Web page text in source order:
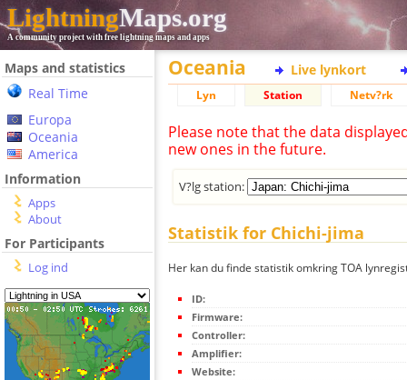
LightningMaps.org
A community project with free lightning maps and apps
Maps and statistics
Real Time
Europa
Oceania
America
Information
Apps
About
For Participants
Log ind
Oceania Live lynkort
Lyn Station Netv?rk
Please note that the data
new ones in the future.
V?lg station:
Statistik for Chichi-jima
Her kan du finde statistik omkring TOA
ID:
Firmware:
Controller:
Amplifier:
Website: